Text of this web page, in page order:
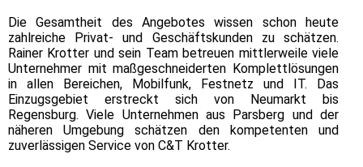
Die Gesamtheit des Angebotes wissen schon heute
zahlreiche Privat- und Geschäftskunden zu schätzen.
Rainer Krotter und sein Team betreuen mittlerweile viele
Unternehmer mit maßgeschneiderten Komplettlösungen
in allen Bereichen, Mobilfunk, Festnetz und IT. Das
Einzugsgebiet erstreckt sich von Neumarkt bis
Regensburg. Viele Unternehmen aus Parsberg und der
näheren Umgebung schätzen den kompetenten und
zuverlässigen Service von C&T Krotter.